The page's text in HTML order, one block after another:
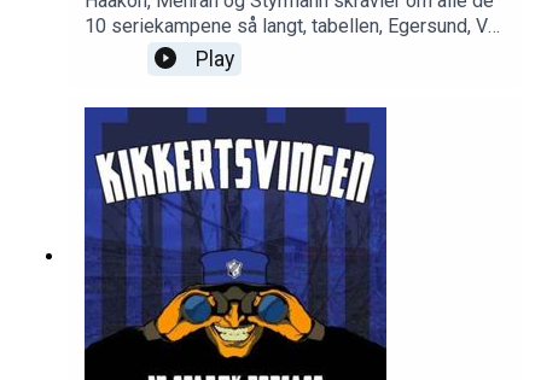
10 seriekampene så langt, tabellen, Egersund, VM
og noe annet rør. Godt lytt!
Play